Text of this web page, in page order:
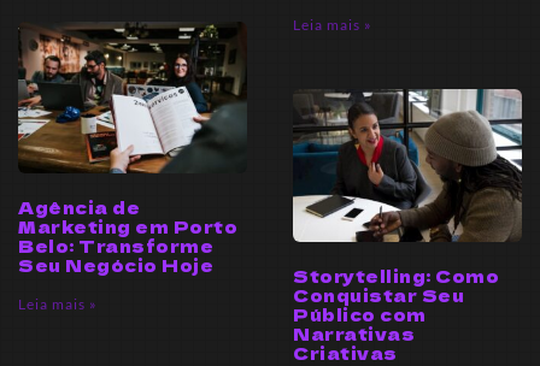
Leia mais »
Agência de
Marketing em Porto
Belo: Transforme
Seu Negócio Hoje
Leia mais »
Storytelling: Como
Conquistar Seu
Público com
Narrativas
Criativas